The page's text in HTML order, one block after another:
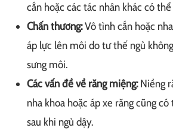
cắn hoặc các tác nhân khác có
Chấn thương:Vô tình cắn hoặc
áp lực lên môi do tư thế ngủ
sưng môi.
Các vấn đề về răng miệng:Niềng
nha khoa hoặc áp xe răng cũng
sau khi ngủ dậy.